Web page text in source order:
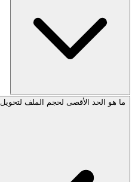
ما هو الحد الأقصى لحجم الملف لتحويل AZW إلى EPUB؟